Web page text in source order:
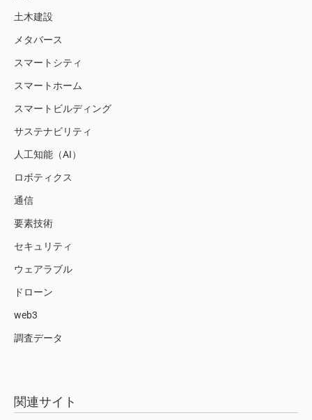
土木建設
メタバース
スマートシティ
スマートホーム
スマートビルディング
サステナビリティ
人工知能（AI）
ロボティクス
通信
要素技術
セキュリティ
ウェアラブル
ドローン
web3
調査データ
関連サイト